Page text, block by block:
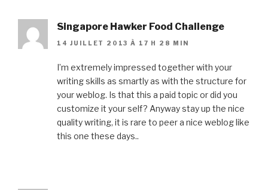
Singapore Hawker Food Challenge
14 JUILLET 2013 À 17 H 28 MIN
I’m extremely impressed together with your
writing skills as smartly as with the structure for
your weblog. Is that this a paid topic or did you
customize it your self? Anyway stay up the nice
quality writing, it is rare to peer a nice weblog like
this one these days..